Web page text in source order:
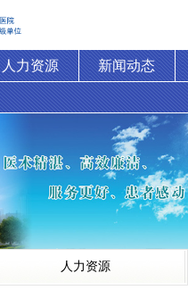
人力资源 新闻动态
人力资源